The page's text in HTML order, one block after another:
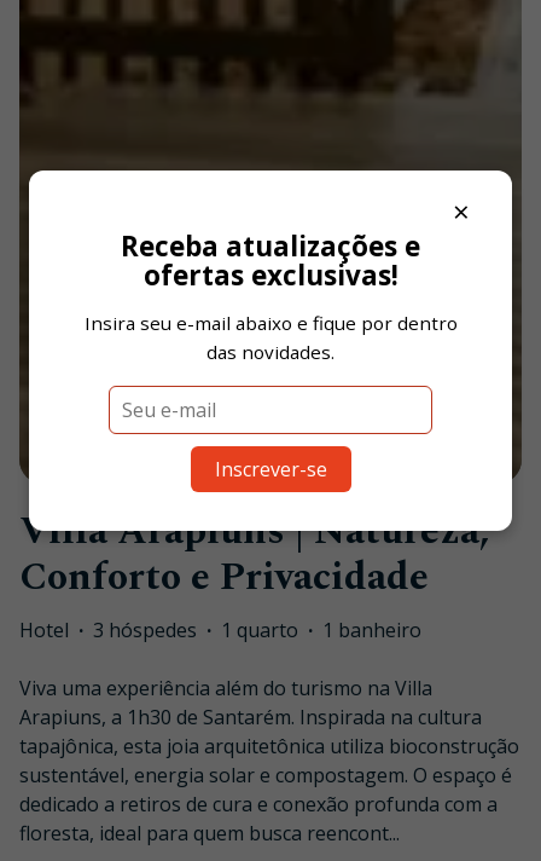
Villa Arapiuns | Natureza,
Conforto e Privacidade
Hotel · 3 hóspedes · 1 quarto · 1 banheiro
Viva uma experiência além do turismo na Villa
Arapiuns, a 1h30 de Santarém. Inspirada na cultura
tapajônica, esta joia arquitetônica utiliza bioconstrução
sustentável, energia solar e compostagem. O espaço é
dedicado a retiros de cura e conexão profunda com a
floresta, ideal para quem busca reencont...
×
Receba atualizações e
ofertas exclusivas!
Insira seu e-mail abaixo e fique por dentro
das novidades.
Inscrever-se